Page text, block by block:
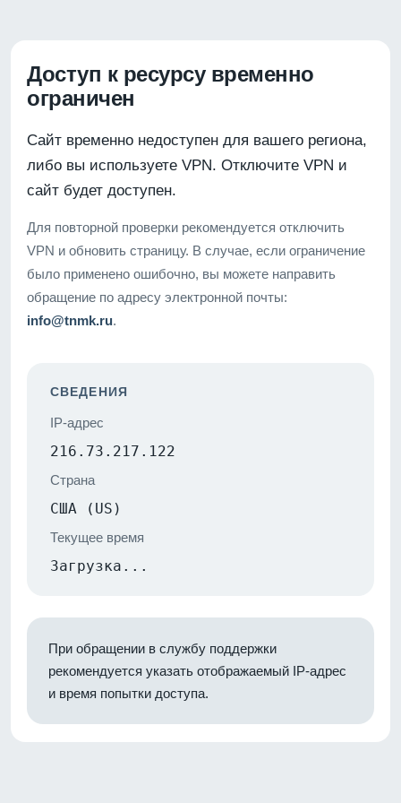
Доступ к ресурсу временно
ограничен
Сайт временно недоступен для вашего региона,
либо вы используете VPN. Отключите VPN и
сайт будет доступен.
Для повторной проверки рекомендуется отключить
VPN и обновить страницу. В случае, если ограничение
было применено ошибочно, вы можете направить
обращение по адресу электронной почты:
info@tnmk.ru.
СВЕДЕНИЯ
IP-адрес
216.73.217.122
Страна
США (US)
Текущее время
Загрузка...
При обращении в службу поддержки
рекомендуется указать отображаемый IP-адрес
и время попытки доступа.